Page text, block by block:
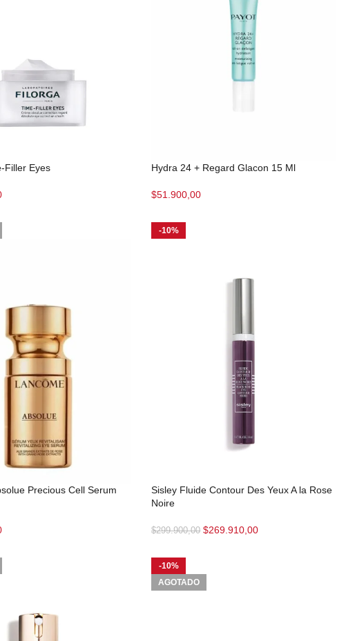
Filler Eyes Hydra 24 + Regard Glacon 15 Ml
$51.900,00
Precious Cell Serum
-10%
Sisley Fluide Contour Des Yeux A la Rose
Noire
$299.900,00 $269.910,00
-10%
AGOTADO